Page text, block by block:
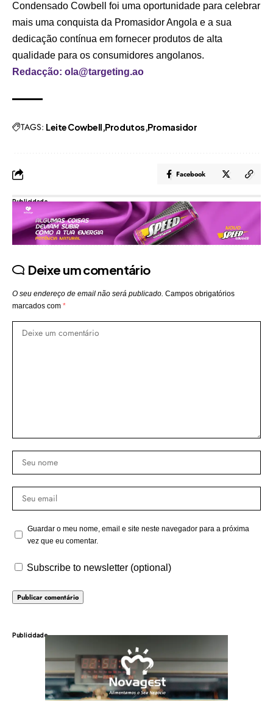
Publicidade
Condensado Cowbell foi uma oportunidade para celebrar
mais uma conquista da Promasidor Angola e a sua
dedicação contínua em fornecer produtos de alta
qualidade para os consumidores angolanos.
Redacção: ola@targeting.ao
TAGS: Leite Cowbell Produtos Promasidor
Facebook
Publicidade
Deixe um comentário
O seu endereço de email não será publicado. Campos obrigatórios
marcados com *
Guardar o meu nome, email e site neste navegador para a próxima
vez que eu comentar.
Subscribe to newsletter (optional)